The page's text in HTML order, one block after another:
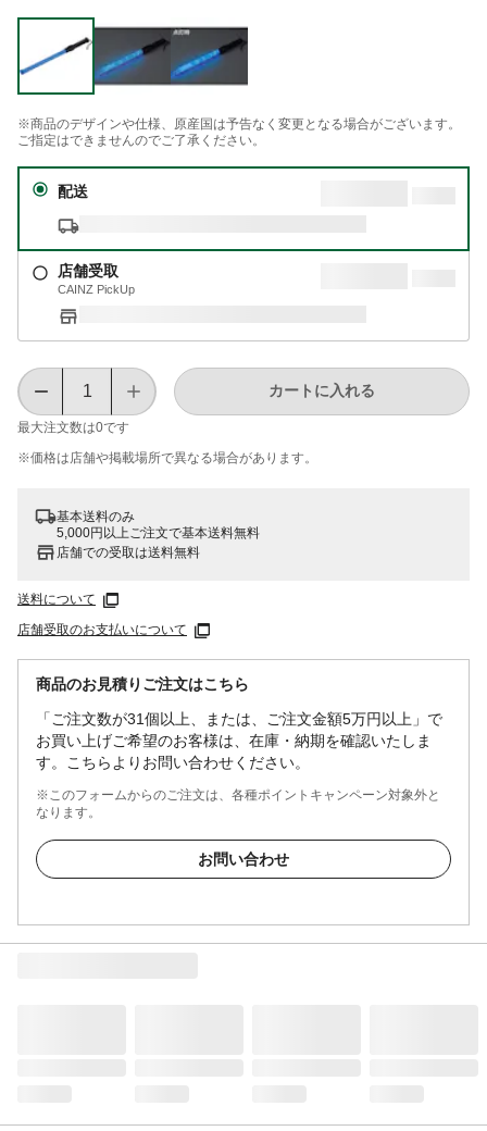
※商品のデザインや仕様、原産国は予告なく変更となる場合がございます。
ご指定はできませんのでご了承ください。
配送
店舗受取
CAINZ PickUp
最大注文数は0です
カートに入れる
※価格は​店舗や​掲載場所で​異なる​場合が​あります。
基本送料のみ
5,000円以上ご注文で基本送料無料
店舗での受取は送料無料
送料について
店舗受取のお支払いについて
商品のお見積りご注文はこちら
「ご注文数が31個以上、または、ご注文金額5万円以上」で
お買い上げご希望のお客様は、在庫・納期を確認いたしま
す。こちらよりお問い合わせください。
※このフォームからのご注文は、各種ポイントキャンペーン対象外と
なります。
お問い合わせ